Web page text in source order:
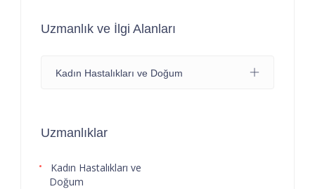
Uzmanlık ve İlgi Alanları
Kadın Hastalıkları ve Doğum
Uzmanlıklar
Kadın Hastalıkları ve
Doğum